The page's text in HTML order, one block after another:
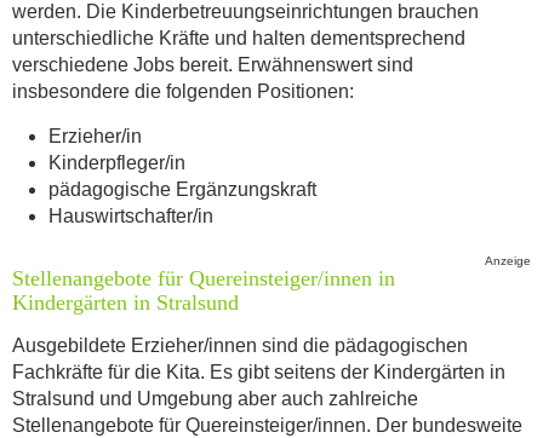
werden. Die Kinderbetreuungseinrichtungen brauchen
unterschiedliche Kräfte und halten dementsprechend
verschiedene Jobs bereit. Erwähnenswert sind
insbesondere die folgenden Positionen:
Erzieher/in
Kinderpfleger/in
pädagogische Ergänzungskraft
Hauswirtschafter/in
Stellenangebote für Quereinsteiger/innen in
Kindergärten in Stralsund
Ausgebildete Erzieher/innen sind die pädagogischen
Fachkräfte für die Kita. Es gibt seitens der Kindergärten in
Stralsund und Umgebung aber auch zahlreiche
Stellenangebote für Quereinsteiger/innen. Der bundesweite